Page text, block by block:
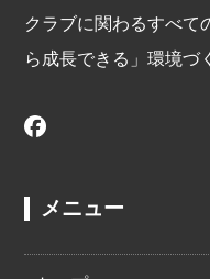
クラブに関わるすべて
ら成長できる」環境づ
メニュー